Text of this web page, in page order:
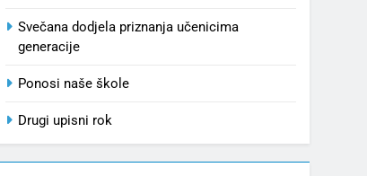
Svečana dodjela priznanja učenicima
generacije
Ponosi naše škole
Drugi upisni rok